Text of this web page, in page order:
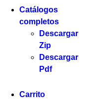
Catálogos
completos
Descargar
Zip
Descargar
Pdf
Carrito